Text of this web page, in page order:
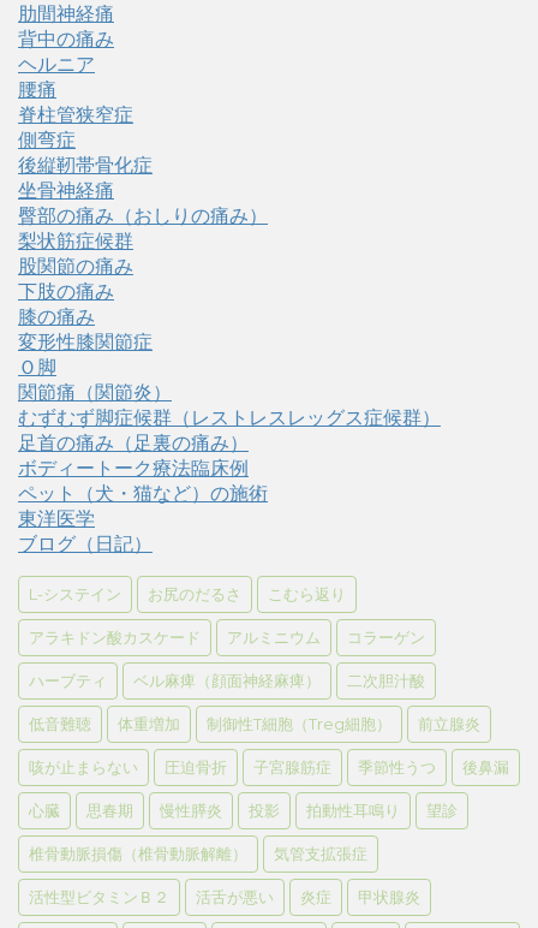
肋間神経痛
背中の痛み
ヘルニア
腰痛
脊柱管狭窄症
側弯症
後縦靭帯骨化症
坐骨神経痛
臀部の痛み（おしりの痛み）
梨状筋症候群
股関節の痛み
下肢の痛み
膝の痛み
変形性膝関節症
Ｏ脚
関節痛（関節炎）
むずむず脚症候群（レストレスレッグス症候群）
足首の痛み（足裏の痛み）
ボディートーク療法臨床例
ペット（犬・猫など）の施術
東洋医学
ブログ（日記）
L-システイン お尻のだるさ こむら返り
アラキドン酸カスケード アルミニウム コラーゲン
ハーブティ ベル麻痺（顔面神経麻痺） 二次胆汁酸
低音難聴 体重増加 制御性T細胞（Treg細胞） 前立腺炎
咳が止まらない 圧迫骨折 子宮腺筋症 季節性うつ 後鼻漏
心臓 思春期 慢性膵炎 投影 拍動性耳鳴り 望診
椎骨動脈損傷（椎骨動脈解離） 気管支拡張症
活性型ビタミンＢ２ 活舌が悪い 炎症 甲状腺炎